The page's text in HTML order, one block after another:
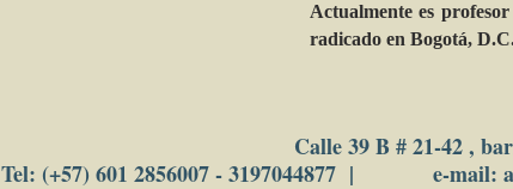
Actualmente es
radicado en Bogotá,
Calle 39 B # 21-42 ,
Tel: (+57) 601 2856007 - 3197044877 | e-mail: